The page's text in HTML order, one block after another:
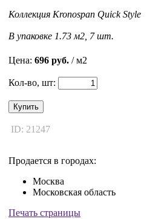
Коллекция Kronospan Quick Style
В упаковке 1.73 м2, 7 шт.
Цена: 696 руб. / м2
Кол-во, шт:
Купить
ID: 21247
Продается в городах:
Москва
Московская область
Печать страницы